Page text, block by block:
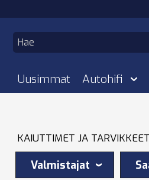
Uusimmat Autohifi
KAIUTTIMET JA TARVIKKEET
Valmistajat